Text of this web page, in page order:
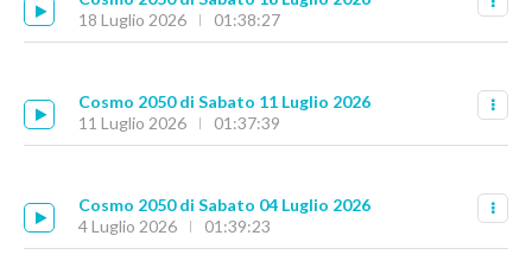
18 Luglio 2026
01:38:27
Cosmo 2050 di Sabato 11 Luglio 2026
11 Luglio 2026
01:37:39
Cosmo 2050 di Sabato 04 Luglio 2026
4 Luglio 2026
01:39:23